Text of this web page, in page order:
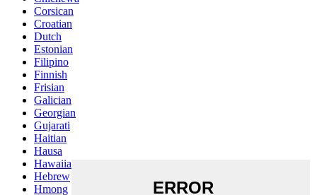
Corsican
Croatian
Dutch
Estonian
Filipino
Finnish
Frisian
Galician
Georgian
Gujarati
Haitian
Hausa
Hawaiian
Hebrew
Hmong